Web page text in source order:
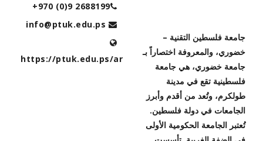
+970 (0)9 2688199
info@ptuk.edu.ps
https://ptuk.edu.ps/ar
جامعة فلسطين التقنية –
خضوري، والمعروفة اختصاراً بـ
جامعة خضوري، هي جامعة
فلسطينية تقع في مدينة
طولكرم، وتُعد من أقدم وأبرز
الجامعات في دولة فلسطين.
تُعتبر الجامعة الحكومية الأولى